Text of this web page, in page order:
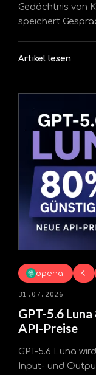
Gedächtnis von
speichert
Artikel lesen
openai KI
31.07.2026
GPT-5.6
API-Preise
GPT-5.6 Luna
Input- und